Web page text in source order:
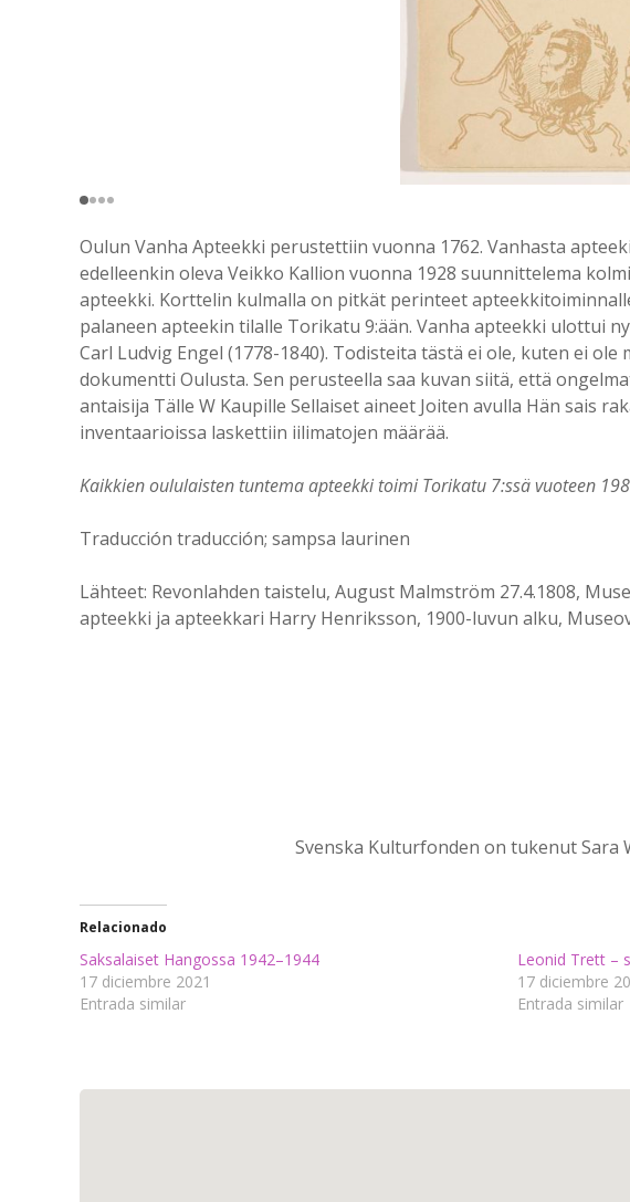
Oulun Vanha Apteekki perustettiin vuonna 1762. Vanhasta
edelleenkin oleva Veikko Kallion vuonna 1928 suunnittelema
apteekki. Korttelin kulmalla on pitkät perinteet
palaneen apteekin tilalle Torikatu 9:ään. Vanha apteekki ulottui
Carl Ludvig Engel (1778-1840). Todisteita tästä ei ole, kuten ei
dokumentti Oulusta. Sen perusteella saa kuvan siitä, että
antaisija Tälle W Kaupille Sellaiset aineet Joiten avulla Hän sais
inventaarioissa laskettiin iilimatojen määrää.
Kaikkien oululaisten tuntema apteekki toimi Torikatu 7:ssä vuoteen
Traducción traducción; sampsa laurinen
Lähteet: Revonlahden taistelu, August Malmström 27.4.1808,
apteekki ja apteekkari Harry Henriksson, 1900-luvun alku,
Svenska Kulturfonden on tukenut Sara
Relacionado
Saksalaiset Hangossa 1942–1944
17 diciembre 2021
Entrada similar
Leonid Trett –
17 diciembre
Entrada similar